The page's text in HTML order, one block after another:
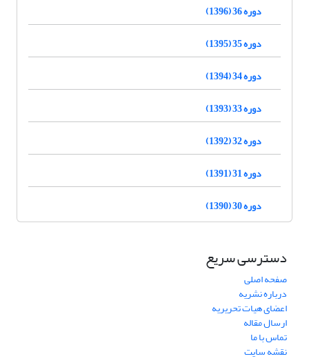
دوره 36 (1396)
دوره 35 (1395)
دوره 34 (1394)
دوره 33 (1393)
دوره 32 (1392)
دوره 31 (1391)
دوره 30 (1390)
دسترسی سریع
صفحه اصلی
درباره نشریه
اعضای هیات تحریریه
ارسال مقاله
تماس با ما
نقشه سایت